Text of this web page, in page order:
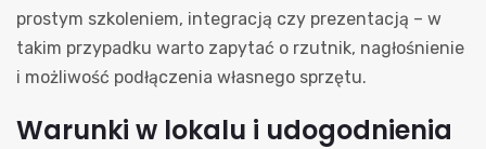
prostym szkoleniem, integracją czy prezentacją – w
takim przypadku warto zapytać o rzutnik, nagłośnienie
i możliwość podłączenia własnego sprzętu.
Warunki w lokalu i udogodnienia